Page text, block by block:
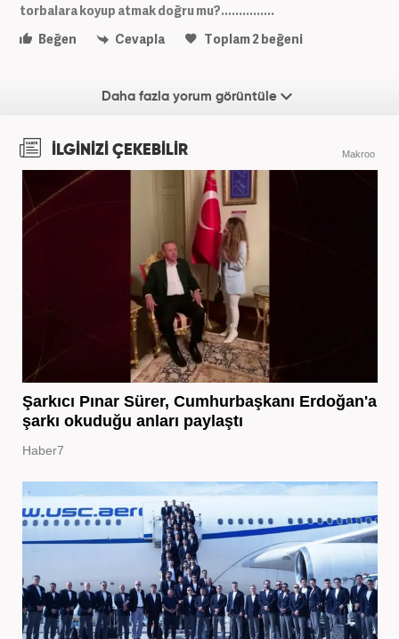
torbalara koyup atmak doğru mu?...............
Beğen
Cevapla Toplam2 beğeni
Daha fazla yorum görüntüle
İLGİNİZİ ÇEKEBİLİR Makroo
Şarkıcı Pınar Sürer, Cumhurbaşkanı Erdoğan'a
şarkı okuduğu anları paylaştı
Haber7